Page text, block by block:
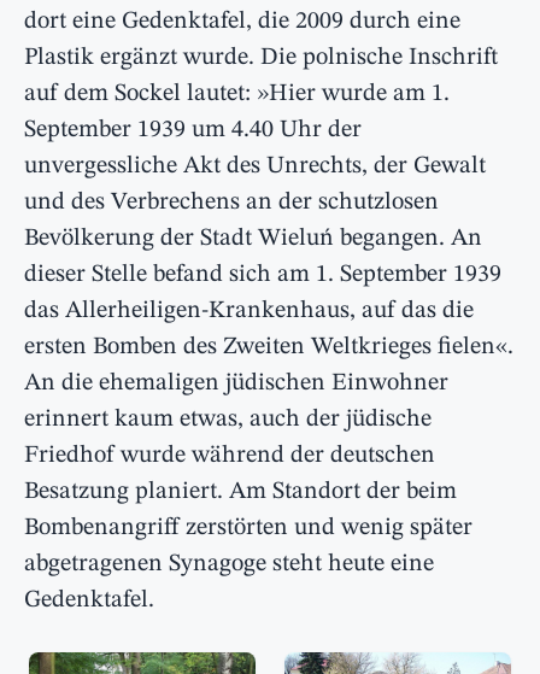
dort eine Gedenktafel, die 2009 durch eine
Plastik ergänzt wurde. Die polnische Inschrift
auf dem Sockel lautet: »Hier wurde am 1.
September 1939 um 4.40 Uhr der
unvergessliche Akt des Unrechts, der Gewalt
und des Verbrechens an der schutzlosen
Bevölkerung der Stadt Wieluń begangen. An
dieser Stelle befand sich am 1. September 1939
das Allerheiligen-Krankenhaus, auf das die
ersten Bomben des Zweiten Weltkrieges fielen«.
An die ehemaligen jüdischen Einwohner
erinnert kaum etwas, auch der jüdische
Friedhof wurde während der deutschen
Besatzung planiert. Am Standort der beim
Bombenangriff zerstörten und wenig später
abgetragenen Synagoge steht heute eine
Gedenktafel.